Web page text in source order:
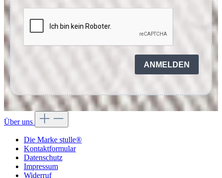
ANMELDEN
Über uns
Die Marke stulle®
Kontaktformular
Datenschutz
Impressum
Widerruf